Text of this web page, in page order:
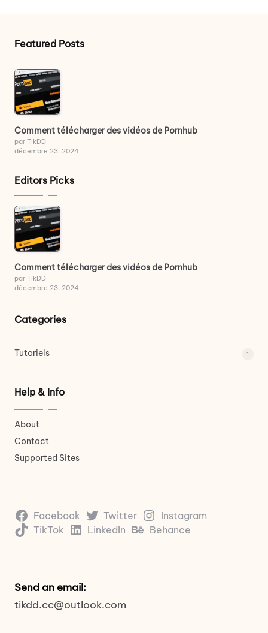
Featured Posts
Comment télécharger des vidéos de Pornhub
par TikDD
décembre 23, 2024
Editors Picks
Comment télécharger des vidéos de Pornhub
par TikDD
décembre 23, 2024
Categories
Tutoriels 1
Help & Info
About
Contact
Supported Sites
Facebook Twitter
Instagram
TikTok
LinkedIn Behance
Send an email:
tikdd.cc@outlook.com